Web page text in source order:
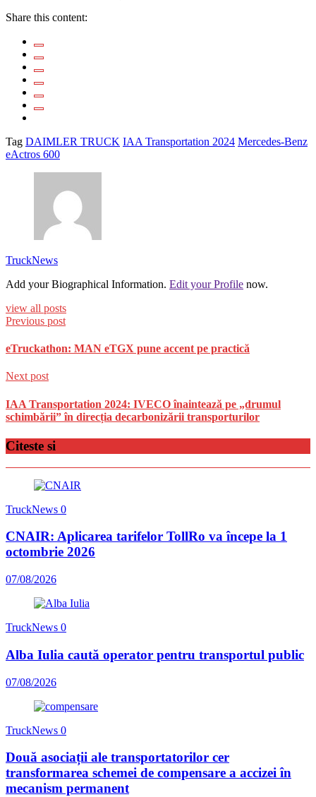
Share this content:
Tag DAIMLER TRUCK IAA Transportation 2024 Mercedes-Benz
eActros 600
TruckNews
Add your Biographical Information. Edit your Profile now.
view all posts
Previous post
eTruckathon: MAN eTGX pune accent pe practică
Next post
IAA Transportation 2024: IVECO înaintează pe „drumul
schimbării” în direcția decarbonizării transporturilor
Citeste si
TruckNews 0
CNAIR: Aplicarea tarifelor TollRo va începe la 1
octombrie 2026
07/08/2026
TruckNews 0
Alba Iulia caută operator pentru transportul public
07/08/2026
TruckNews 0
Două asociații ale transportatorilor cer
transformarea schemei de compensare a accizei în
mecanism permanent